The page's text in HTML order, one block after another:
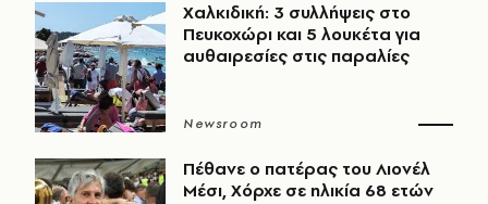
Χαλκιδική: 3 συλλήψεις στο
Πευκοχώρι και 5 λουκέτα για
αυθαιρεσίες στις παραλίες
Newsroom
Πέθανε ο πατέρας του Λιονέλ
Μέσι, Χόρχε σε ηλικία 68 ετών